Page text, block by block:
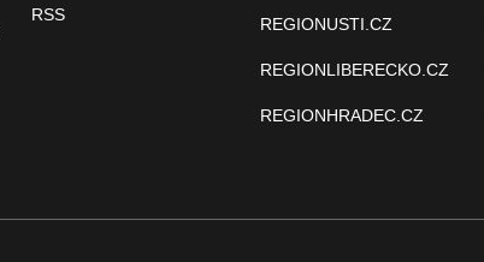
RSS REGIONUSTI.CZ
REGIONLIBERECKO.CZ
REGIONHRADEC.CZ